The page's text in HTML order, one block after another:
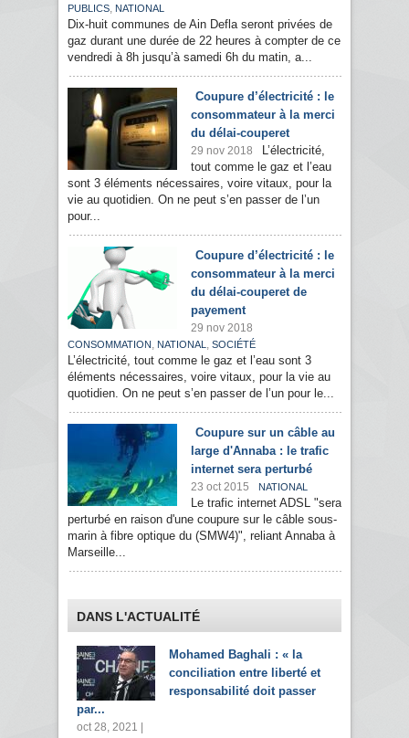
PUBLICS, NATIONAL
Dix-huit communes de Ain Defla seront privées de
gaz durant une durée de 22 heures à compter de ce
vendredi à 8h jusqu’à samedi 6h du matin, a...
Coupure d’électricité : le
consommateur à la merci
du délai-couperet
29 nov 2018
L’électricité,
tout comme le gaz et l’eau
sont 3 éléments nécessaires, voire vitaux, pour la
vie au quotidien. On ne peut s’en passer de l’un
pour...
Coupure d’électricité : le
consommateur à la merci
du délai-couperet de
payement
29 nov 2018
CONSOMMATION , NATIONAL , SOCIÉTÉ
L’électricité, tout comme le gaz et l’eau sont 3
éléments nécessaires, voire vitaux, pour la vie au
quotidien. On ne peut s’en passer de l’un pour le...
Coupure sur un câble au
large d'Annaba : le trafic
internet sera perturbé
23 oct 2015 NATIONAL
Le trafic internet ADSL "sera
perturbé en raison d'une coupure sur le câble sous-
marin à fibre optique du (SMW4)", reliant Annaba à
Marseille...
DANS L'ACTUALITÉ
Mohamed Baghali : « la
conciliation entre liberté et
responsabilité doit passer
par...
oct 28, 2021 |